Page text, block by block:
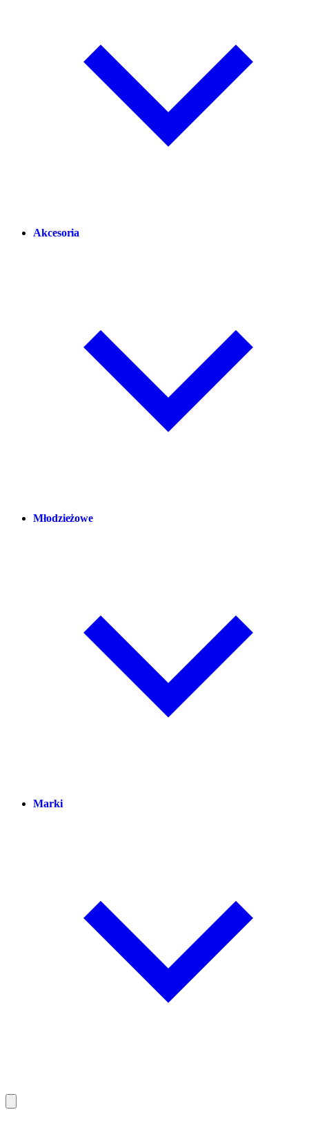
Akcesoria
Młodzieżowe
Marki